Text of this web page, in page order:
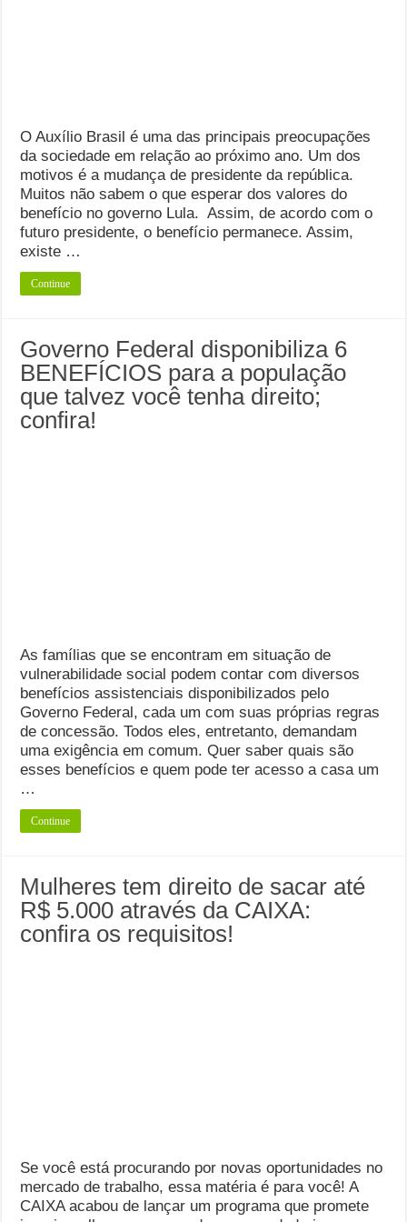
O Auxílio Brasil é uma das principais preocupações
da sociedade em relação ao próximo ano. Um dos
motivos é a mudança de presidente da república.
Muitos não sabem o que esperar dos valores do
benefício no governo Lula. Assim, de acordo com o
futuro presidente, o benefício permanece. Assim,
existe …
Continue
Governo Federal disponibiliza 6
BENEFÍCIOS para a população
que talvez você tenha direito;
confira!
As famílias que se encontram em situação de
vulnerabilidade social podem contar com diversos
benefícios assistenciais disponibilizados pelo
Governo Federal, cada um com suas próprias regras
de concessão. Todos eles, entretanto, demandam
uma exigência em comum. Quer saber quais são
esses benefícios e quem pode ter acesso a casa um
…
Continue
Mulheres tem direito de sacar até
R$ 5.000 através da CAIXA:
confira os requisitos!
Se você está procurando por novas oportunidades no
mercado de trabalho, essa matéria é para você! A
CAIXA acabou de lançar um programa que promete